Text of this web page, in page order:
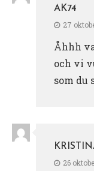
AK74
27
Åhhh
och vi
som du
26